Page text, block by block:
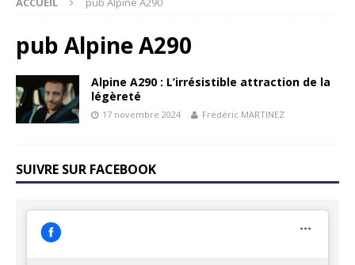
pub Alpine A290
Alpine A290 : L’irrésistible attraction de la
légèreté
17 novembre 2024 Frédéric MARTINEZ
SUIVRE SUR FACEBOOK